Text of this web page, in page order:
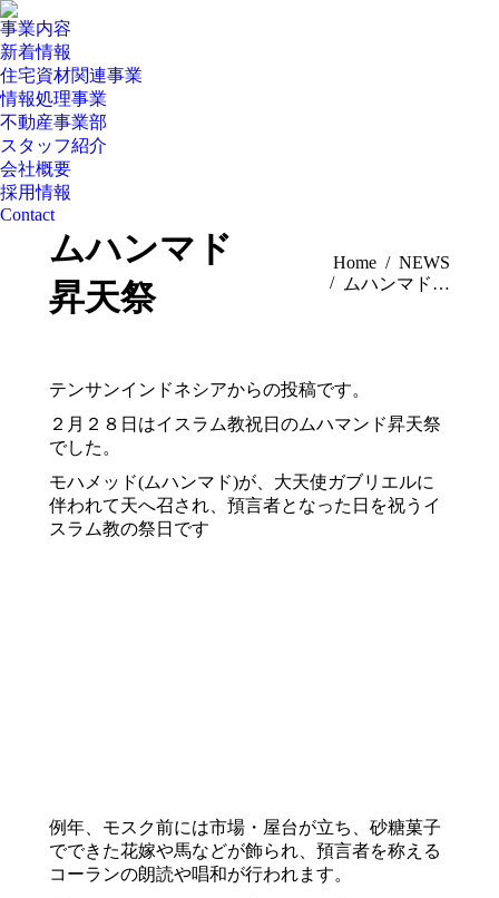
事業内容
新着情報
住宅資材関連事業
情報処理事業
不動産事業部
スタッフ紹介
会社概要
採用情報
Contact
ムハンマド
昇天祭
You are here:
Home
NEWS
ムハンマド…
テンサンインドネシアからの投稿です。
２月２８日はイスラム教祝日のムハマンド昇天祭
でした。
モハメッド(ムハンマド)が、大天使ガブリエルに
伴われて天へ召され、預言者となった日を祝うイ
スラム教の祭日です
例年、モスク前には市場・屋台が立ち、砂糖菓子
でできた花嫁や馬などが飾られ、預言者を称える
コーランの朗読や唱和が行われます。